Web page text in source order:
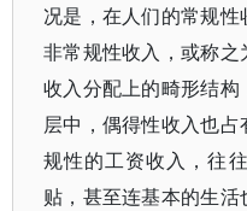
况是，在人们的常规
非常规性收入，或称
收入分配上的畸形结
层中，偶得性收入也
规性的工资收入，往
贴，甚至连基本的生